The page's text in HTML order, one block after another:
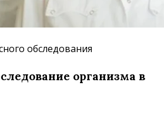
обследования
организма в